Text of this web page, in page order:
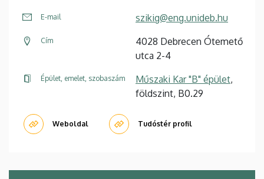
E-mail szikig@eng.unideb.hu
Cím
4028 Debrecen Ótemető
utca 2-4
Épület, emelet, szobaszám Műszaki Kar "B" épület,
földszint, B0.29
Weboldal Tudóstér profil